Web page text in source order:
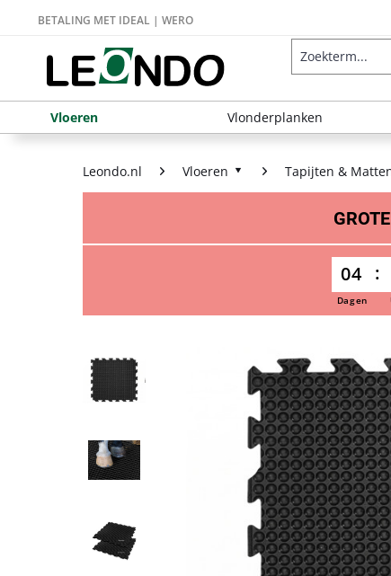
BETALING MET IDEAL | WERO
Vloeren Vlonderplanken
Leondo.nl Vloeren Tapijten &
GROTE
04
Dagen